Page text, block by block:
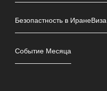
Безопастность в Иране
Событие Месяца